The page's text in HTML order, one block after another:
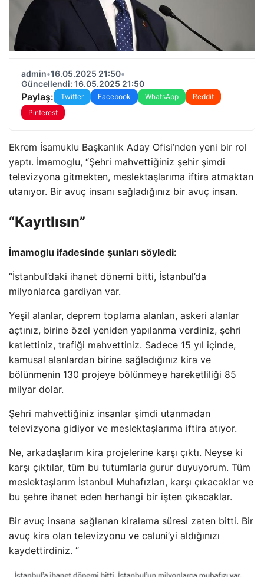
admin•16.05.2025 21:50•
Güncellendi: 16.05.2025 21:50
Paylaş: Twitter Facebook WhatsApp
Reddit
Pinterest
Ekrem İsamuklu Başkanlık Aday Ofisi’nden yeni bir rol
yaptı. İmamoglu, “Şehri mahvettiğiniz şehir şimdi
televizyona gitmekten, meslektaşlarıma iftira atmaktan
utanıyor. Bir avuç insanı sağladığınız bir avuç insan.
“Kayıtlısın”
İmamoglu ifadesinde şunları söyledi:
“İstanbul’daki ihanet dönemi bitti, İstanbul’da
milyonlarca gardiyan var.
Yeşil alanlar, deprem toplama alanları, askeri alanlar
açtınız, birine özel yeniden yapılanma verdiniz, şehri
katlettiniz, trafiği mahvettiniz. Sadece 15 yıl içinde,
kamusal alanlardan birine sağladığınız kira ve
bölünmenin 130 projeye bölünmeye hareketliliği 85
milyar dolar.
Şehri mahvettiğiniz insanlar şimdi utanmadan
televizyona gidiyor ve meslektaşlarıma iftira atıyor.
Ne, arkadaşlarım kira projelerine karşı çıktı. Neyse ki
karşı çıktılar, tüm bu tutumlarla gurur duyuyorum. Tüm
meslektaşlarım İstanbul Muhafızları, karşı çıkacaklar ve
bu şehre ihanet eden herhangi bir işten çıkacaklar.
Bir avuç insana sağlanan kiralama süresi zaten bitti. Bir
avuç kira olan televizyonu ve caluni’yi aldığınızı
kaydettirdiniz. “